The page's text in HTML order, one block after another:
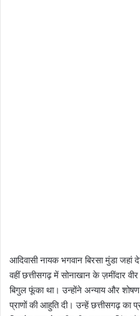
आदिवासी नायक भगवान बिरसा मुंडा
वहीं छत्तीसगढ़ में सोनाखान के ज़मींदार
बिगुल फूंका था। उन्होंने अन्याय और
प्राणों की आहुति दी। उन्हें छत्तीसगढ़ का